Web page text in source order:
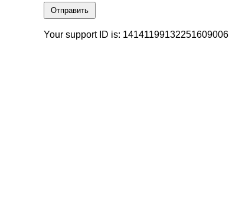
Отправить
Your support ID is: 14141199132251609006